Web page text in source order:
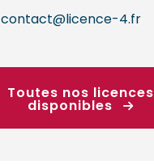
contact@licence-4.fr
Toutes nos licences
disponibles